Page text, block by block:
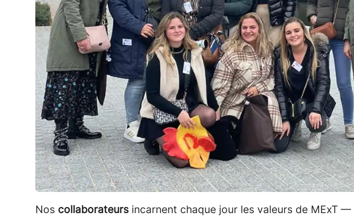
Nos collaborateurs incarnent chaque jour les valeurs de MExT —